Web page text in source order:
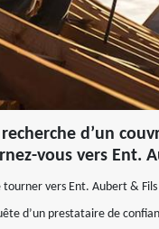
d’un
vous vers Ent.
tourner vers Ent. Aubert &
d’un prestataire de